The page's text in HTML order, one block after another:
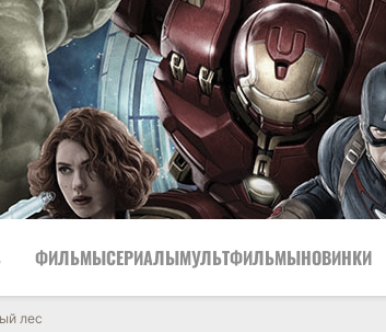
ФИЛЬМЫСЕРИАЛЫМУЛЬТФИЛЬМЫНОВИНКИ
лес